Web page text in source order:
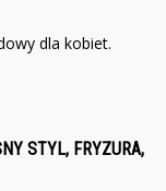
dla kobiet.
STYL, FRYZURA,